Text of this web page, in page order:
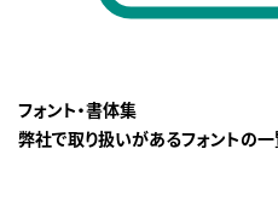
フォント・書体集
弊社で取り扱いがあるフォントの一